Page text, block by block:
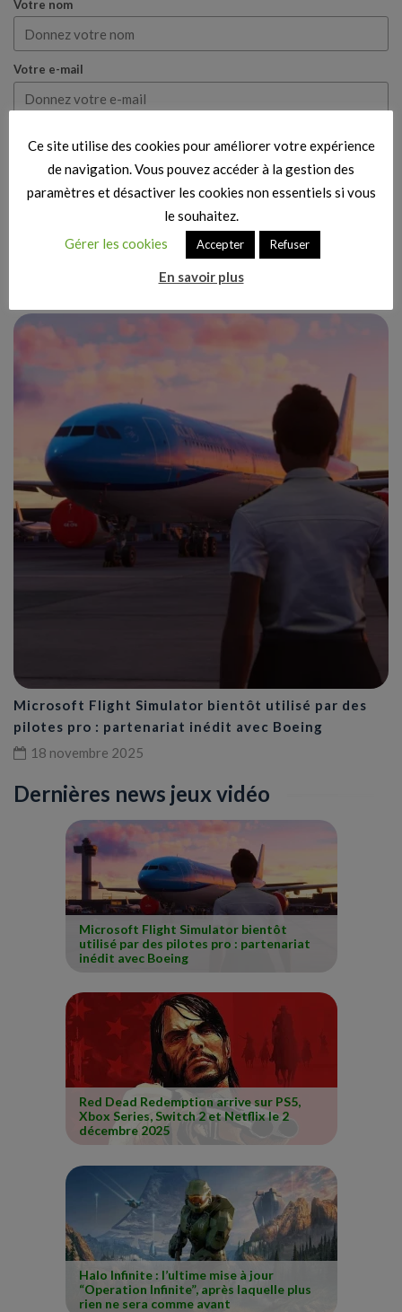
Votre nom
Votre e-mail
mon véritable avis.
Publier mon avis
Articles similaires
Microsoft Flight Simulator bientôt utilisé par des
pilotes pro : partenariat inédit avec Boeing
18 novembre 2025
Dernières news jeux vidéo
Microsoft Flight Simulator bientôt
utilisé par des pilotes pro : partenariat
inédit avec Boeing
Red Dead Redemption arrive sur PS5,
Xbox Series, Switch 2 et Netflix le 2
décembre 2025
Halo Infinite : l’ultime mise à jour
“Operation Infinite”, après laquelle plus
rien ne sera comme avant
Ce site utilise des cookies pour améliorer votre expérience
de navigation. Vous pouvez accéder à la gestion des
paramètres et désactiver les cookies non essentiels si vous
le souhaitez.
Gérer les cookies
Accepter Refuser
En savoir plus